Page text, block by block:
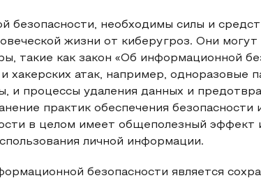
безопасности, необходимы силы и
жизни от киберугроз. Они могут
такие как закон «Об информационной
атак, например, одноразовые
и процессы удаления данных и
практик обеспечения
в целом имеет общеполезный
личной информации.
безопасности является